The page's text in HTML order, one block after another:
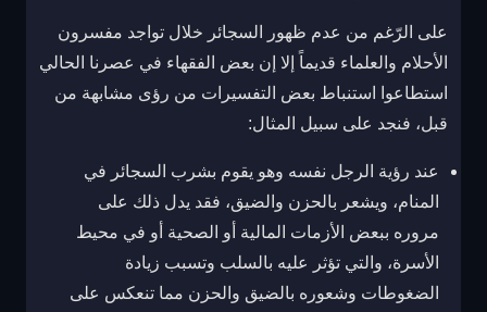
على الرّغم من عدم ظهور السجائر خلال تواجد مفسرون
الأحلام والعلماء قديماً إلا إن بعض الفقهاء في عصرنا الحالي
استطاعوا استنباط بعض التفسيرات من رؤى مشابهة من
قبل، فنجد على سبيل المثال:
عند رؤية الرجل نفسه وهو يقوم بشرب السجائر في
المنام، ويشعر بالحزن والضيق، فقد يدل ذلك على
مروره ببعض الأزمات المالية أو الصحية أو في محيط
الأسرة، والتي تؤثر عليه بالسلب وتسبب زيادة
الضغوطات وشعوره بالضيق والحزن مما تنعكس على